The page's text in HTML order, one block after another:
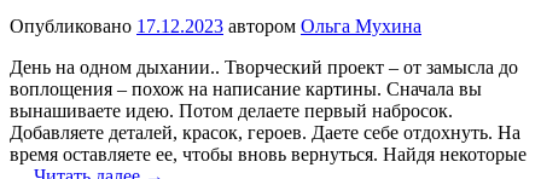
Брокер
Опубликовано 17.12.2023 автором Ольга Мухина
День на одном дыхании.. Творческий проект – от замысла до
воплощения – похож на написание картины. Сначала вы
вынашиваете идею. Потом делаете первый набросок.
Добавляете деталей, красок, героев. Даете себе отдохнуть. На
время оставляете ее, чтобы вновь вернуться. Найдя некоторые